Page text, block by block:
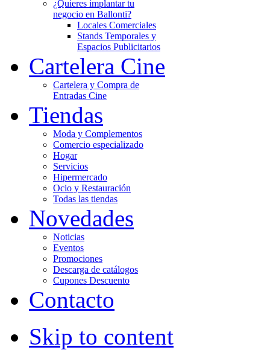
¿Quieres implantar tu
negocio en Ballonti?
Locales Comerciales
Stands Temporales y
Espacios Publicitarios
Cartelera Cine
Cartelera y Compra de
Entradas Cine
Tiendas
Moda y Complementos
Comercio especializado
Hogar
Servicios
Hipermercado
Ocio y Restauración
Todas las tiendas
Novedades
Noticias
Eventos
Promociones
Descarga de catálogos
Cupones Descuento
Contacto
Skip to content